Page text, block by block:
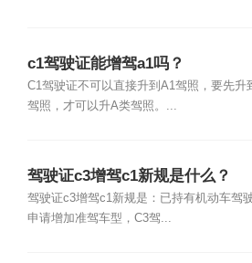
c1驾驶证能增驾a1吗？
C1驾驶证不可以直接升到A1驾照，要先升
驾照，才可以升A类驾照。...
驾驶证c3增驾c1新规是什么？
驾驶证c3增驾c1新规是：已持有机动车驾
申请增加准驾车型，C3驾...